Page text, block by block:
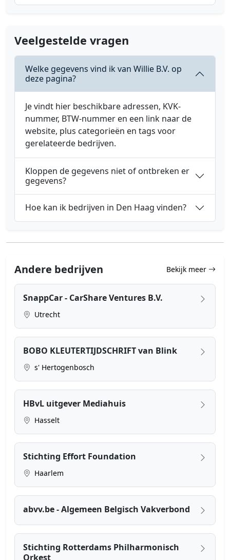
Veelgestelde vragen
Welke gegevens vind ik van Willie B.V. op
deze pagina?
Je vindt hier beschikbare adressen, KVK-
nummer, BTW-nummer en een link naar de
website, plus categorieën en tags voor
gerelateerde bedrijven.
Kloppen de gegevens niet of ontbreken er
gegevens?
Hoe kan ik bedrijven in Den Haag vinden?
Andere bedrijven Bekijk meer
SnappCar - CarShare Ventures B.V.
Utrecht
BOBO KLEUTERTIJDSCHRIFT van Blink
s' Hertogenbosch
HBvL uitgever Mediahuis
Hasselt
Stichting Effort Foundation
Haarlem
abvv.be - Algemeen Belgisch Vakverbond
Stichting Rotterdams Philharmonisch
Orkest